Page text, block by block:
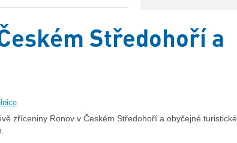
Středohoří a
zříceniny Ronov v Českém Středohoří a obyčejné turistické